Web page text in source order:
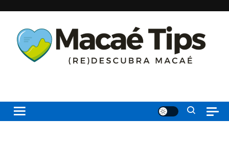
content
Princesinha do Atlântico